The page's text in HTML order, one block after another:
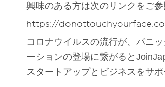
興味のある方は次のリンクをご参
https://
コロナウイルスの流行が、パニ
ーションの登場に繋がると
スタートアップとビジネスをサポ